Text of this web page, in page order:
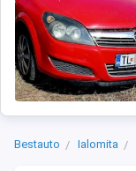
Bestauto Ialomita